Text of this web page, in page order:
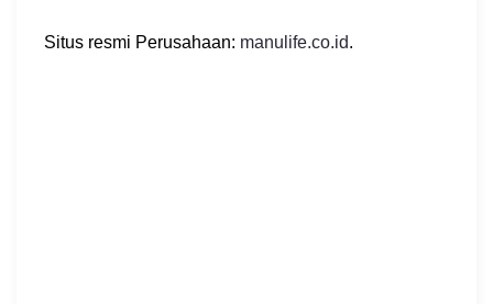
Situs resmi Perusahaan: manulife.co.id.